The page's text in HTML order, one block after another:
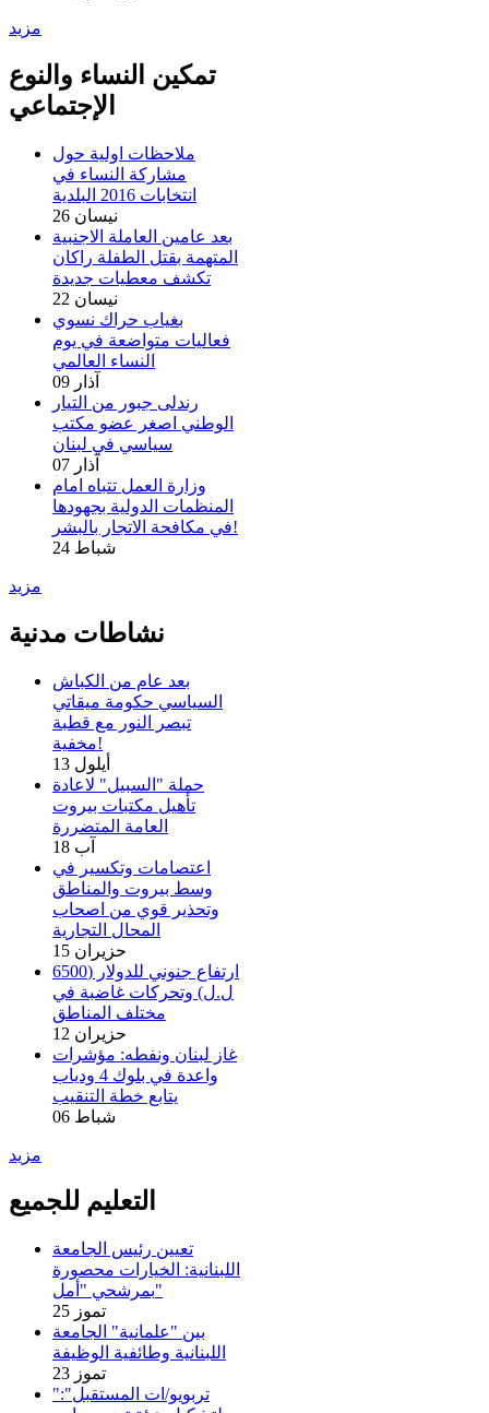
مزيد
تمكين النساء والنوع
الإجتماعي
ملاحظات اولية حول
مشاركة النساء في
انتخابات 2016 البلدية
26 نيسان
بعد عامين العاملة الاجنبية
المتهمة بقتل الطفلة راكان
تكشف معطيات جديدة
22 نيسان
بغياب حراك نسوي
فعاليات متواضعة في يوم
النساء العالمي
09 آذار
رندلى جبور من التيار
الوطني اصغر عضو مكتب
سياسي في لبنان
07 آذار
وزارة العمل تتباه امام
المنظمات الدولية بجهودها
في مكافحة الاتجار بالبشر!
24 شباط
مزيد
نشاطات مدنية
بعد عام من الكباش
السياسي حكومة ميقاتي
تبصر النور مع قطبة
مخفية!
13 أيلول
حملة "السبيل" لاعادة
تأهيل مكتبات بيروت
العامة المتضررة
18 آب
اعتصامات وتكسير في
وسط بيروت والمناطق
وتحذير قوي من اصحاب
المحال التجارية
15 حزيران
ارتفاع جنوني للدولار (6500
ل.ل) وتحركات غاضبة في
مختلف المناطق
12 حزيران
غاز لبنان ونفطه: مؤشرات
واعدة في بلوك 4 ودياب
يتابع خطة التنقيب
06 شباط
مزيد
التعليم للجميع
تعيين رئيس الجامعة
اللبنانية: الخيارات محصورة
بمرشحي "أمل"
25 تموز
بين "علمانية" الجامعة
اللبنانية وطائفية الوظيفة
23 تموز
"تربويو/ات المستقبل":